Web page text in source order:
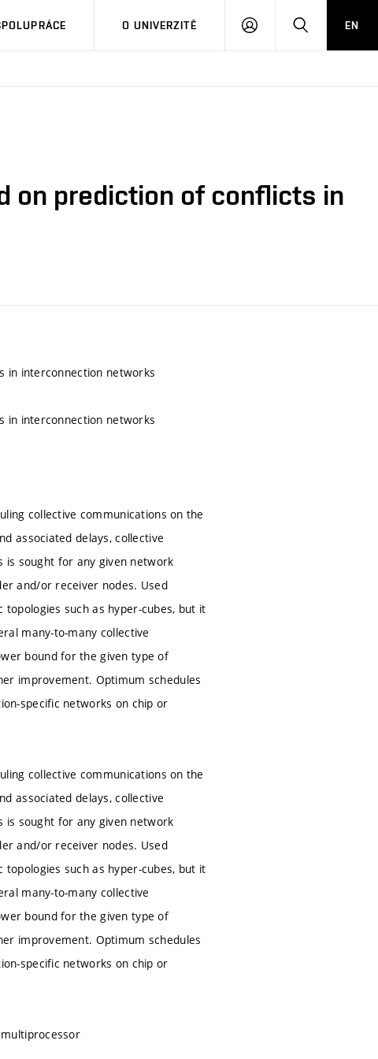
O UNIVERZITĚ
PŘIHLÁSIT HLEDATEN
on prediction of conflicts in
in interconnection networks
in interconnection networks
collective communications on the
associated delays, collective
is sought for any given network
and/or receiver nodes. Used
such as hyper-cubes, but it
many-to-many collective
bound for the given type of
improvement. Optimum schedules
specific networks on chip or
collective communications on the
associated delays, collective
is sought for any given network
and/or receiver nodes. Used
such as hyper-cubes, but it
many-to-many collective
bound for the given type of
improvement. Optimum schedules
specific networks on chip or